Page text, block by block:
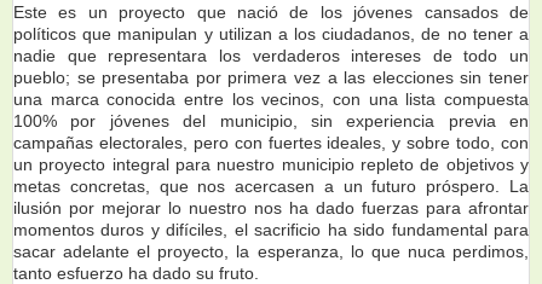
Este es un proyecto que nació de los jóvenes cansados de
políticos que manipulan y utilizan a los ciudadanos, de no tener a
nadie que representara los verdaderos intereses de todo un
pueblo; se presentaba por primera vez a las elecciones sin tener
una marca conocida entre los vecinos, con una lista compuesta
100% por jóvenes del municipio, sin experiencia previa en
campañas electorales, pero con fuertes ideales, y sobre todo, con
un proyecto integral para nuestro municipio repleto de objetivos y
metas concretas, que nos acercasen a un futuro próspero. La
ilusión por mejorar lo nuestro nos ha dado fuerzas para afrontar
momentos duros y difíciles, el sacrificio ha sido fundamental para
sacar adelante el proyecto, la esperanza, lo que nuca perdimos,
tanto esfuerzo ha dado su fruto.